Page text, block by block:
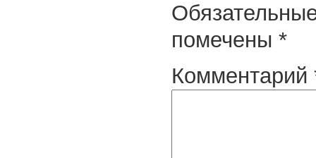
помечены *
Комментарий